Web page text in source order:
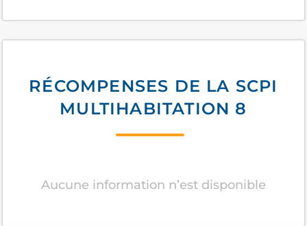
RÉCOMPENSES DE LA SCPI
MULTIHABITATION 8
Aucune information n’est disponible